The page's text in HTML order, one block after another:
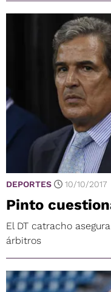
DEPORTES 10/10/2017
Pinto
El DT catracho
árbitros